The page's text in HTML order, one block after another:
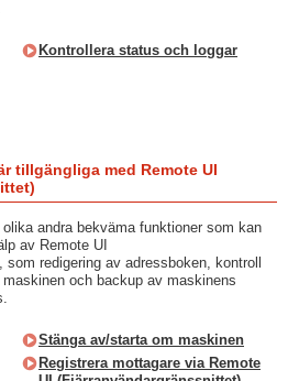
Kontrollera status och loggar
tillgängliga med Remote UI
andra bekväma funktioner som kan
av Remote UI
redigering av adressboken, kontroll
och backup av maskinens
Stänga av/starta om maskinen
Registrera mottagare via Remote